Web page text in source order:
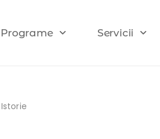
Programe Servicii
Istorie